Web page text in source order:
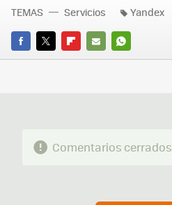
FACEBOOK
TWITTERFLIPBOARD
E-
WHATSAPP
TEMAS Servicios Yandex
Comentarios cerrados